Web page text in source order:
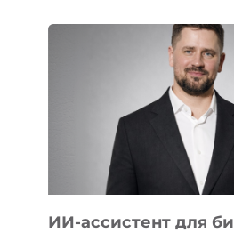
КОТОРЫЕ
РАЗВИВАЮТ
ОБРАЗОВАНИЕ
ТАДЖИКИСТАНА
ИИ-ассистент для